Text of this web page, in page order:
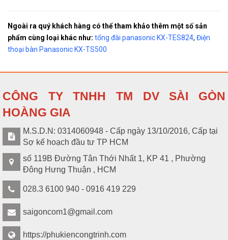
Ngoài ra quý khách hàng có thể tham khảo thêm một số sản
phẩm cùng loại khác như: tổng đài panasonic KX-TES824, Điện
thoại bàn Panasonic KX-TS500
CÔNG TY TNHH TM DV SÀI GÒN
HOÀNG GIA
M.S.D.N: 0314060948 - Cấp ngày 13/10/2016, Cấp tại
Sợ kế hoạch đầu tư TP HCM
số 119B Đường Tân Thới Nhất 1, KP 41 , Phường
Đông Hưng Thuận , HCM
028.3 6100 940 - 0916 419 229
saigoncom1@gmail.com
https://phukiencongtrinh.com